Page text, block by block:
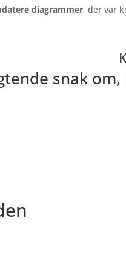
diagrammer, der var
snak